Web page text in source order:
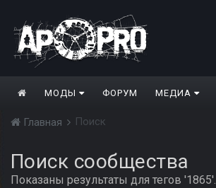
МОДЫ ФОРУМ МЕДИА
Главная Поиск
Поиск сообщества
Показаны результаты для тегов '1865'.